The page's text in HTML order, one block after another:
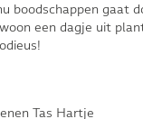
boodschappen gaat
een dagje uit
Tas Hartje